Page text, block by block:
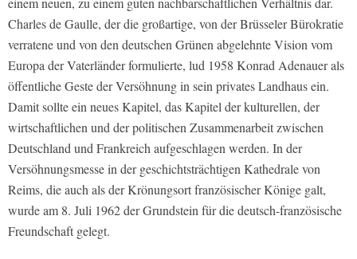
Charles de Gaulle, der die großartige, von der Brüsseler Bürokratie
verratene und von den deutschen Grünen abgelehnte Vision vom
Europa der Vaterländer formulierte, lud 1958 Konrad Adenauer als
öffentliche Geste der Versöhnung in sein privates Landhaus ein.
Damit sollte ein neues Kapitel, das Kapitel der kulturellen, der
wirtschaftlichen und der politischen Zusammenarbeit zwischen
Deutschland und Frankreich aufgeschlagen werden. In der
Versöhnungsmesse in der geschichtsträchtigen Kathedrale von
Reims, die auch als der Krönungsort französischer Könige galt,
wurde am 8. Juli 1962 der Grundstein für die deutsch-französische
Freundschaft gelegt.